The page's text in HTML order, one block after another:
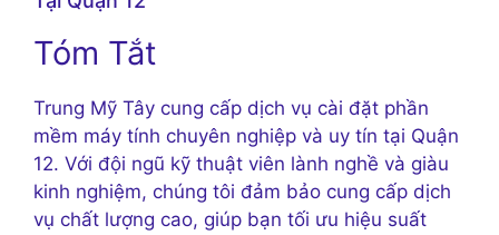
Tóm Tắt
Trung Mỹ Tây cung cấp dịch vụ cài đặt phần
mềm máy tính chuyên nghiệp và uy tín tại Quận
12. Với đội ngũ kỹ thuật viên lành nghề và giàu
kinh nghiệm, chúng tôi đảm bảo cung cấp dịch
vụ chất lượng cao, giúp bạn tối ưu hiệu suất